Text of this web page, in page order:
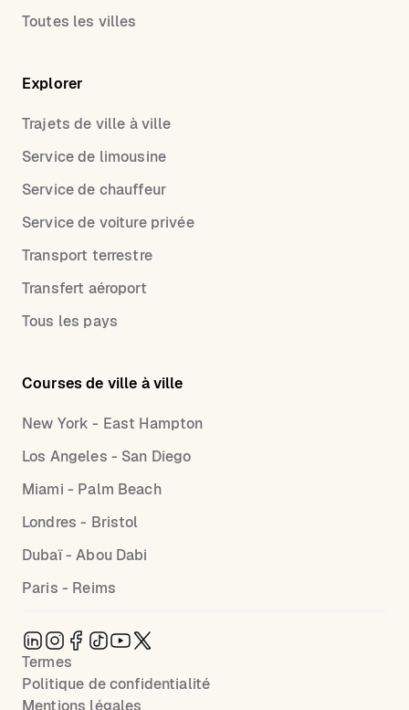
Toutes les villes
Explorer
Trajets de ville à ville
Service de limousine
Service de chauffeur
Service de voiture privée
Transport terrestre
Transfert aéroport
Tous les pays
Courses de ville à ville
New York - East Hampton
Los Angeles - San Diego
Miami - Palm Beach
Londres - Bristol
Dubaï - Abou Dabi
Paris - Reims
Termes
Politique de confidentialité
Mentions légales